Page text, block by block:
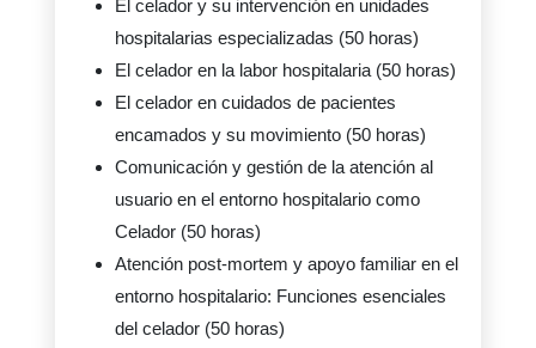
El celador y su intervención en unidades
hospitalarias especializadas (50 horas)
El celador en la labor hospitalaria (50 horas)
El celador en cuidados de pacientes
encamados y su movimiento (50 horas)
Comunicación y gestión de la atención al
usuario en el entorno hospitalario como
Celador (50 horas)
Atención post-mortem y apoyo familiar en el
entorno hospitalario: Funciones esenciales
del celador (50 horas)